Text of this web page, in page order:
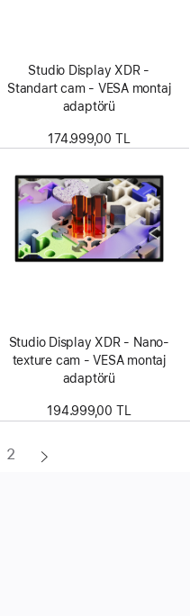
Studio Display XDR -
Standart cam - VESA montaj
adaptörü
174.999,00 TL
Studio Display XDR - Nano-
texture cam - VESA montaj
adaptörü
194.999,00 TL
2